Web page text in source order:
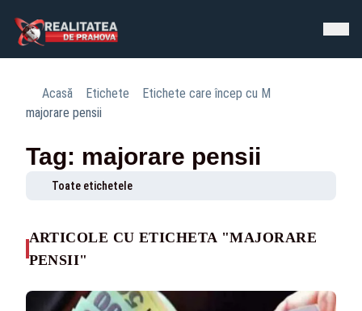
Acasă Etichete
Etichete care încep cu M
majorare pensii
Tag: majorare pensii
Toate etichetele
ARTICOLE CU ETICHETA "MAJORARE
PENSII"